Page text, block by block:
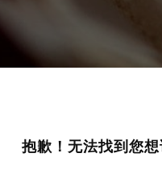
抱歉！无法找到您想